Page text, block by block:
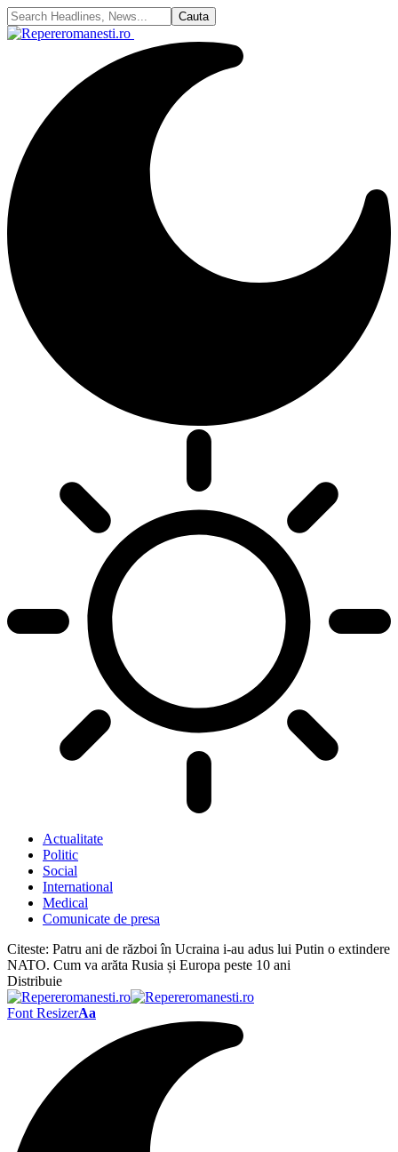
Actualitate
Politic
Social
International
Medical
Comunicate de presa
Citeste: Patru ani de război în Ucraina i-au adus lui Putin o extindere
NATO. Cum va arăta Rusia și Europa peste 10 ani
Distribuie
Font ResizerAa